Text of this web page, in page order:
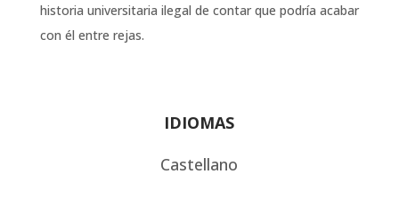
historia universitaria ilegal de contar que podría acabar
con él entre rejas.
IDIOMAS
Castellano